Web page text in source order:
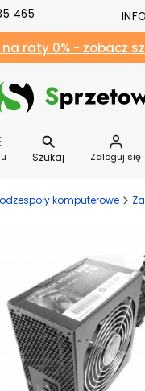
465
na raty 0% - zobacz
Szukaj Zaloguj się
komputerowe